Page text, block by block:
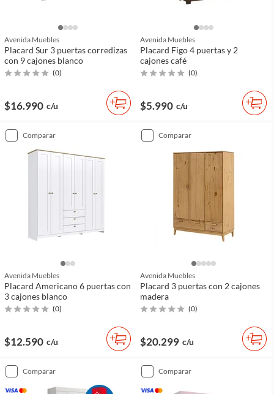
Avenida Muebles
Placard Sur 3 puertas corredizas
con 9 cajones blanco
(0)
$16.990 c/u
Avenida Muebles
Placard Figo 4 puertas y 2
cajones café
(0)
$5.990 c/u
comparar
Avenida Muebles
Placard Americano 6 puertas con
3 cajones blanco
(0)
$12.590 c/u
comparar
Avenida Muebles
Placard 3 puertas con 2 cajones
madera
(0)
$20.299 c/u
comparar comparar